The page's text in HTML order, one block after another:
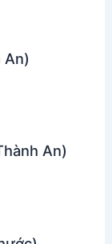
An)
An)